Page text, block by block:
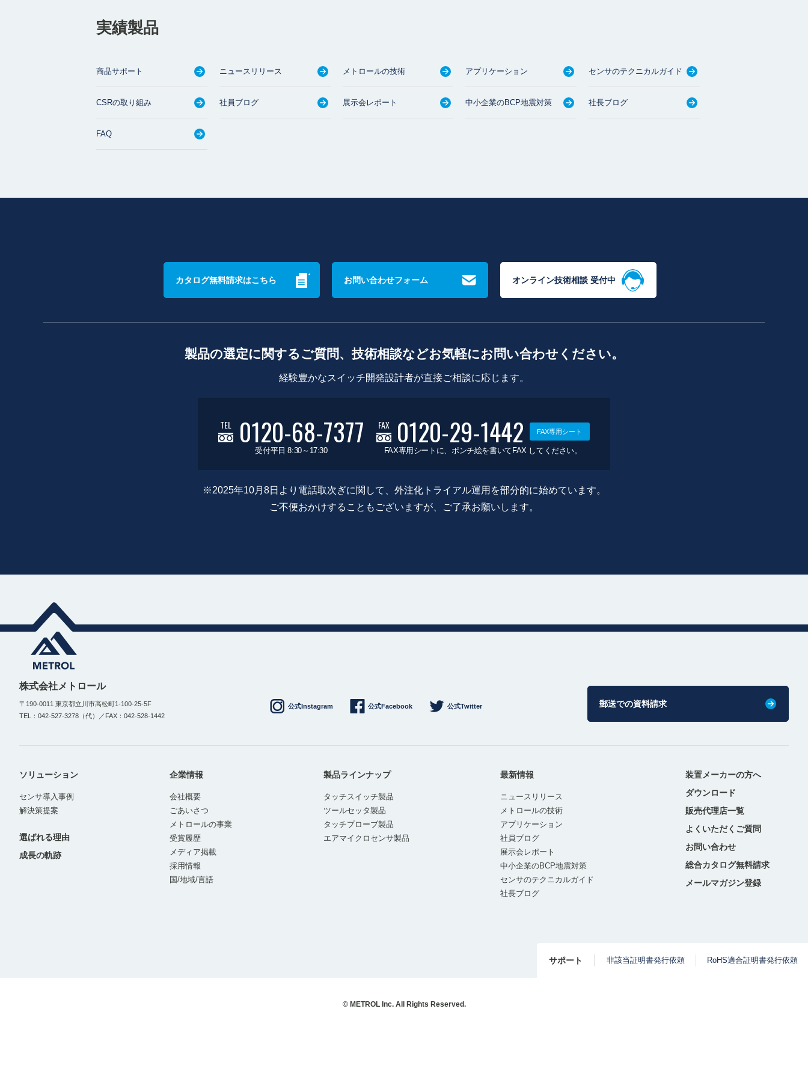
実績製品
商品サポート ニュースリリース メトロールの技術 アプリケーション センサのテクニカルガイド
CSRの取り組み 社員ブログ 展示会レポート 中小企業のBCP地震対策 社長ブログ
FAQ
カタログ無料請求はこちら お問い合わせフォーム オンライン技術相談 受付中
製品の選定に関するご質問、技術相談などお気軽にお問い合わせください。
経験豊かなスイッチ開発設計者が直接ご相談に応じます。
TEL 0120-68-7377
受付平日 8:30～17:30
FAX 0120-29-1442 FAX専用シート
FAX専用シートに、ポンチ絵を書いてFAX してください。
※2025年10月8日より電話取次ぎに関して、外注化トライアル運用を部分的に始めています。
ご不便おかけすることもございますが、ご了承お願いします。
株式会社メトロール
〒190-0011 東京都立川市高松町1-100-25-5F
TEL：042-527-3278（代）／FAX：042-528-1442
公式Instagram 公式Facebook 公式Twitter 郵送での資料請求
ソリューション
センサ導入事例
解決策提案
選ばれる理由
成長の軌跡
企業情報
会社概要
ごあいさつ
メトロールの事業
受賞履歴
メディア掲載
採用情報
国/地域/言語
製品ラインナップ
タッチスイッチ製品
ツールセッタ製品
タッチプローブ製品
エアマイクロセンサ製品
最新情報
ニュースリリース
メトロールの技術
アプリケーション
社員ブログ
展示会レポート
中小企業のBCP地震対策
センサのテクニカルガイド
社長ブログ
装置メーカーの方へ
ダウンロード
販売代理店一覧
よくいただくご質問
お問い合わせ
総合カタログ無料請求
メールマガジン登録
サポート 非該当証明書発行依頼 RoHS適合証明書発行依頼
© METROL Inc. All Rights Reserved.